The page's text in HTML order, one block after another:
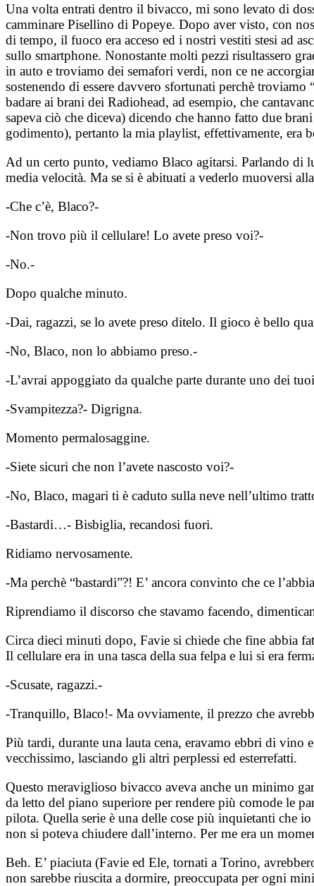
Una volta entrati dentro il bivacco, mi sono levato di
camminare Pisellino di Popeye. Dopo aver visto, con
di tempo, il fuoco era acceso ed i nostri vestiti stesi ad
sullo smartphone. Nonostante molti pezzi risultassero
in auto e troviamo dei semafori verdi, non ce ne
sostenendo di essere davvero sfortunati perchè
badare ai brani dei Radiohead, ad esempio, che
sapeva ciò che diceva) dicendo che hanno fatto due
godimento), pertanto la mia playlist, effettivamente, era
Ad un certo punto, vediamo Blaco agitarsi. Parlando di
media velocità. Ma se si è abituati a vederlo muoversi
-Che c’è, Blaco?-
-Non trovo più il cellulare! Lo avete preso voi?-
-No.-
Dopo qualche minuto.
-Dai, ragazzi, se lo avete preso ditelo. Il gioco è bello
-No, Blaco, non lo abbiamo preso.-
-L’avrai appoggiato da qualche parte durante uno dei
-Svampitezza?- Digrigna.
Momento permalosaggine.
-Siete sicuri che non l’avete nascosto voi?-
-No, Blaco, magari ti è caduto sulla neve nell’ultimo
-Bastardi…- Bisbiglia, recandosi fuori.
Ridiamo nervosamente.
-Ma perchè “bastardi”?! E’ ancora convinto che ce
Riprendiamo il discorso che stavamo facendo,
Circa dieci minuti dopo, Favie si chiede che fine abbia
Il cellulare era in una tasca della sua felpa e lui si era
-Scusate, ragazzi.-
-Tranquillo, Blaco!- Ma ovviamente, il prezzo che
Più tardi, durante una lauta cena, eravamo ebbri di vino
vecchissimo, lasciando gli altri perplessi ed esterrefatti.
Questo meraviglioso bivacco aveva anche un minimo
da letto del piano superiore per rendere più comode le
pilota. Quella serie è una delle cose più inquietanti che
non si poteva chiudere dall’interno. Per me era un
Beh. E’ piaciuta (Favie ed Ele, tornati a Torino,
non sarebbe riuscita a dormire, preoccupata per ogni